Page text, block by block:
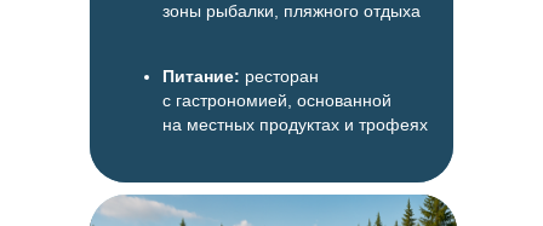
зоны рыбалки, пляжного отдыха
Питание: ресторан
с гастрономией, основанной
на местных продуктах и трофеях